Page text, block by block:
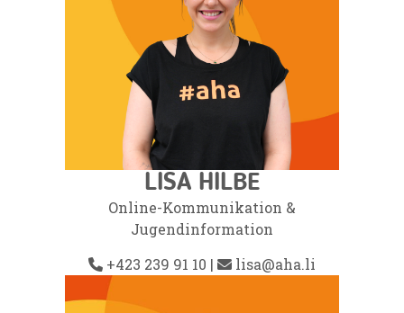
LISA HILBE
Online-Kommunikation &
Jugendinformation
+423 239 91 10 | lisa@aha.li